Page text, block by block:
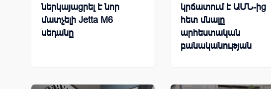
ներկայացրել է նոր
մատչելի Jetta M6
սեդանը
կրճատում է ԱՄՆ-ից
հետ մնալը
արհեստական
բանականության